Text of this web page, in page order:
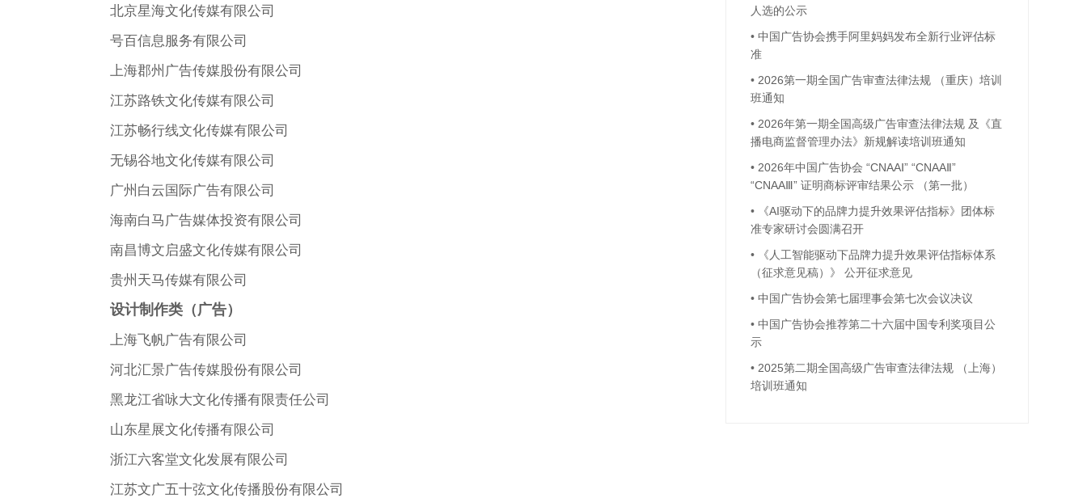
北京星海文化传媒有限公司
号百信息服务有限公司
上海郡州广告传媒股份有限公司
江苏路铁文化传媒有限公司
江苏畅行线文化传媒有限公司
无锡谷地文化传媒有限公司
广州白云国际广告有限公司
海南白马广告媒体投资有限公司
南昌博文启盛文化传媒有限公司
贵州天马传媒有限公司
设计制作类（广告）
上海飞帆广告有限公司
河北汇景广告传媒股份有限公司
黑龙江省咏大文化传播有限责任公司
山东星展文化传播有限公司
浙江六客堂文化发展有限公司
江苏文广五十弦文化传播股份有限公司
人选的公示
• 中国广告协会携手阿里妈妈发布全新行业评估标
准
• 2026第一期全国广告审查法律法规 （重庆）培训
班通知
• 2026年第一期全国高级广告审查法律法规 及《直
播电商监督管理办法》新规解读培训班通知
• 2026年中国广告协会 “CNAAⅠ” “CNAAⅡ”
“CNAAⅢ” 证明商标评审结果公示 （第一批）
•
《AI驱动下的品牌力提升效果评估指标》团体标
准专家研讨会圆满召开
•
《人工智能驱动下品牌力提升效果评估指标体系
（征求意见稿）》 公开征求意见
• 中国广告协会第七届理事会第七次会议决议
• 中国广告协会推荐第二十六届中国专利奖项目公
示
• 2025第二期全国高级广告审查法律法规 （上海）
培训班通知